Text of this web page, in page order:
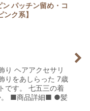
パッチン留め・コ
ク系】
り ヘアアクセサリ
りをあしらった 7歳
です。 七五三の着
。 ■商品詳細■ ●髪